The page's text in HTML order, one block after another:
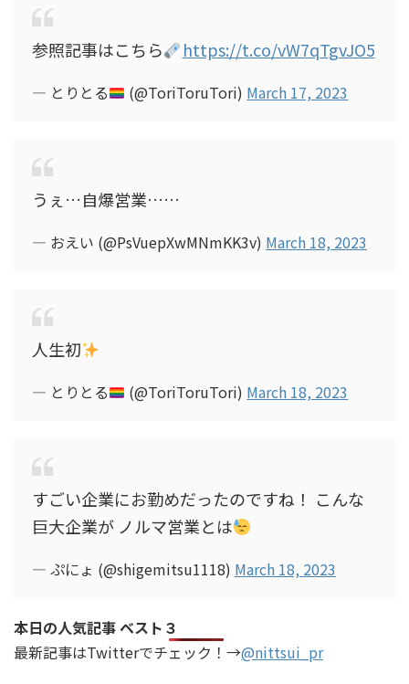
参照記事はこちら https://t.co/vW7qTgvJO5
— とりとる (@ToriToruTori) March 17, 2023
うぇ…自爆営業……
— おえい (@PsVuepXwMNmKK3v) March 18, 2023
人生初
— とりとる (@ToriToruTori) March 18, 2023
すごい企業にお勤めだったのですね！ こんな
巨大企業が ノルマ営業とは
— ぷにょ (@shigemitsu1118) March 18, 2023
本日の人気記事 ベスト３
最新記事はTwitterでチェック！→@nittsui_pr